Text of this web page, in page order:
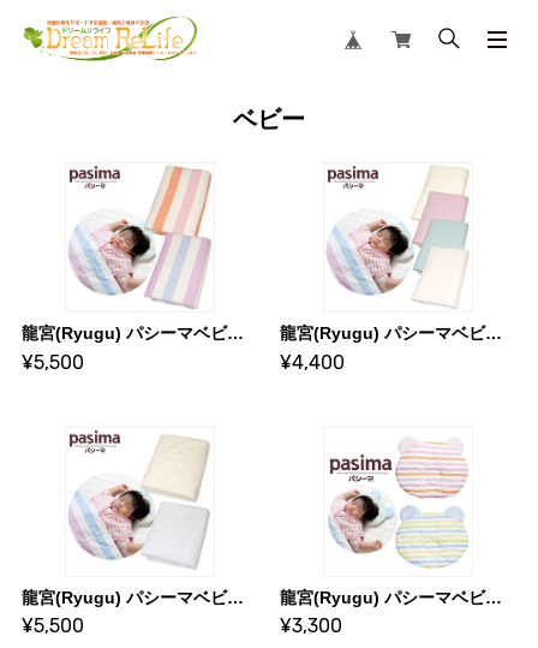
ベビー
龍宮(Ryugu) パシーマベビー キルトケット サイズ／シングル(約)90×120cm
¥5,500
龍宮(Ryugu) パシーマベビー シンプルキルトケット サイズ／シングル(約)90×120cm
¥4,400
龍宮(Ryugu) パシーマベビー シンプルパットシーツ サイズ／シングル(約)80×120cm
¥5,500
龍宮(Ryugu) パシーマベビー 汗とりまくら サイズ／(約)20×25cm
¥3,300